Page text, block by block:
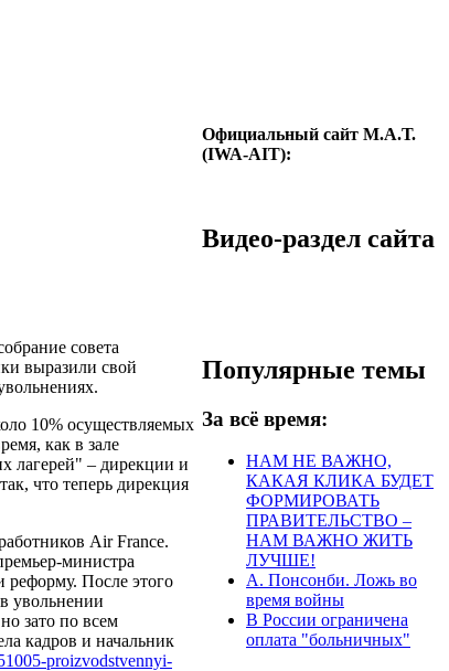
совета
выразили свой
10% осуществляемых
как в зале
лагерей" – дирекции и
что теперь дирекция
Air France.
министра
После этого
увольнении
зато по всем
кадров и начальник
proizvodstvennyi-
Официальный сайт М.А.Т.
(IWA-AIT):
Видео-раздел сайта
Популярные темы
За всё время:
НАМ НЕ ВАЖНО,
КАКАЯ КЛИКА БУДЕТ
ФОРМИРОВАТЬ
ПРАВИТЕЛЬСТВО –
НАМ ВАЖНО ЖИТЬ
ЛУЧШЕ!
А. Понсонби. Ложь во
время войны
В России ограничена
оплата "больничных"